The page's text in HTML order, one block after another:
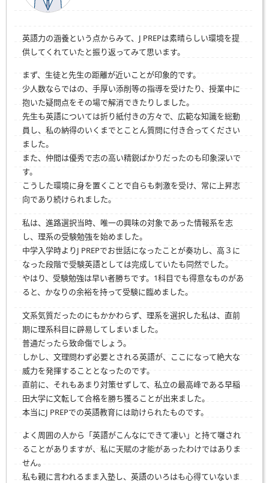
英語力の涵養という点からみて、J PREPは素晴らしい環境を提
供してくれていたと振り返ってみて思います。
まず、生徒と先生の距離が近いことが印象的です。
少人数ならではの、手厚い添削等の指導を受けたり、授業中に
抱いた疑問点をその場で解消できたりしました。
先生も英語については折り紙付きの方々で、広範な知識を総動
員し、私の納得のいくまでとことん質問に付き合ってください
ました。
また、仲間は優秀で志の高い精鋭ばかりだったのも印象深いで
す。
こうした環境に身を置くことで自らも刺激を受け、常に上昇志
向であり続けられました。
私は、進路選択当時、唯一の興味の対象であった情報系を志
し、理系の受験勉強を始めました。
中学入学時よりJ PREPでお世話になったことが奏功し、高３に
なった段階で受験英語としては完成していたも同然でした。
やはり、受験勉強は早い者勝ちです。1科目でも得意なものがあ
ると、かなりの余裕を持って受験に臨めました。
文系気質だったのにもかかわらず、理系を選択した私は、直前
期に理系科目に辟易してしまいました。
普通だったら致命傷でしょう。
しかし、文理問わず必要とされる英語が、ここになって絶大な
威力を発揮することとなったのです。
直前に、それもあまり対策せずして、私立の最高峰である早稲
田大学に文転して合格を勝ち獲ることが出来ました。
本当にJ PREPでの英語教育には助けられたものです。
よく周囲の人から「英語がこんなにできて凄い」と持て囃され
ることがありますが、私に天賦の才能があったわけではありま
せん。
私も親に言われるまま入塾し、英語のいろはも心得ていないま